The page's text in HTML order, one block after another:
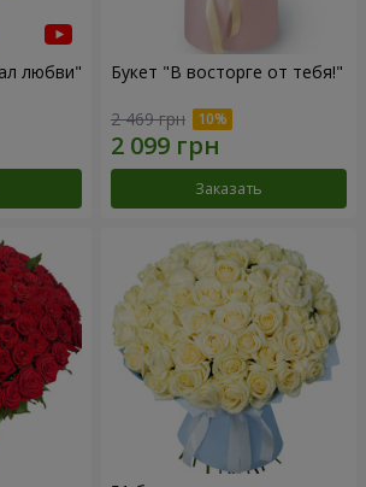
любви" Букет "В восторге от тебя!"
2 469 грн
Заказать